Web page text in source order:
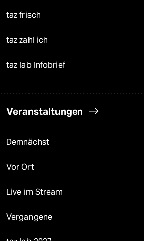
taz frisch
taz zahl ich
taz lab Infobrief
Veranstaltungen
Demnächst
Vor Ort
Live im Stream
Vergangene